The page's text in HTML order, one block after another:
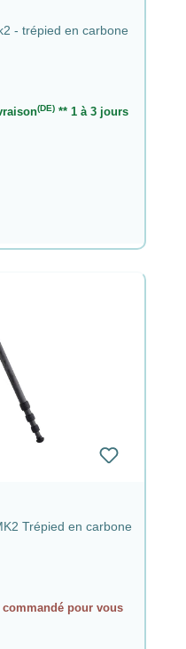
- trépied en carbone
(DE)** 1 à 3 jours
pour vous